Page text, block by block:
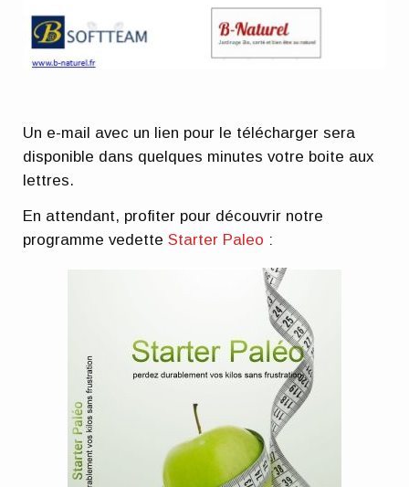
Un e-mail avec un lien pour le télécharger sera
disponible dans quelques minutes votre boite aux
lettres.
En attendant, profiter pour découvrir notre
programme vedetteStarter Paleo :